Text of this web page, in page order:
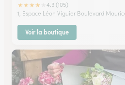
★★★★
4.3 (105)
1, Espace Léon Viguier Boulevard
Voir la boutique